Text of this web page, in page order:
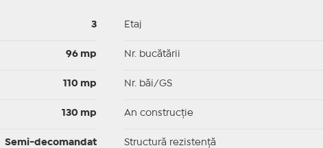
3
96 mp
110 mp
130 mp
Semi-decomandat
Etaj
Nr. bucătării
Nr. băi/GS
An construcție
Structură rezistență